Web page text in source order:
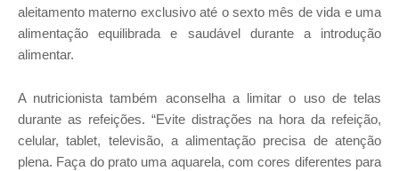
aleitamento materno exclusivo até o sexto mês de vida e uma
alimentação equilibrada e saudável durante a introdução
alimentar.
A nutricionista também aconselha a limitar o uso de telas
durante as refeições. “Evite distrações na hora da refeição,
celular, tablet, televisão, a alimentação precisa de atenção
plena. Faça do prato uma aquarela, com cores diferentes para